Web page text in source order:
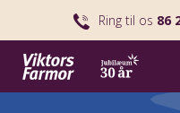
Ring til os 86